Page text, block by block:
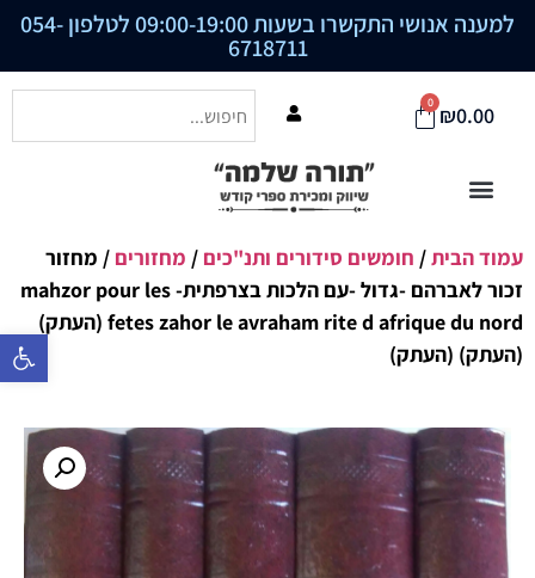
פתח סרגל
למענה אנושי התקשרו בשעות 09:00-19:00 לטלפון 054-
6718711
₪0.00
0
עמוד הבית/ חומשים סידורים ותנ"כים / מחזורים / מחזור
זכור לאברהם -גדול -עם הלכות בצרפתית- mahzor pour les
fetes zahor le avraham rite d afrique du nord (העתק)
(העתק) (העתק)